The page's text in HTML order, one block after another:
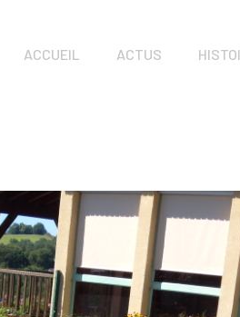
ACCUEIL ACTUS